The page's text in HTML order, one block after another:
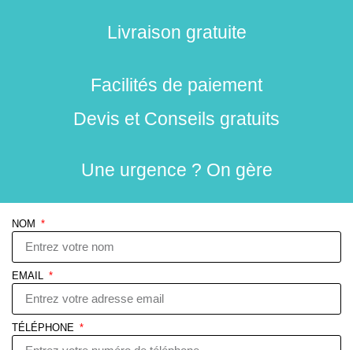
Livraison gratuite
Facilités de paiement
Devis et Conseils gratuits
Une urgence ? On gère
NOM
EMAIL
TÉLÉPHONE